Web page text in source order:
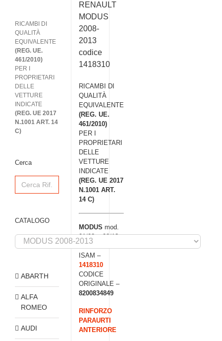
RENAULT
MODUS
2008-
2013
codice
1418310
RICAMBI DI
QUALITÀ
EQUIVALENTE
(REG. UE.
461/2010)
PER I
PROPRIETARI
DELLE
VETTURE
INDICATE
(REG. UE 2017
N.1001 ART.
14 C)
MODUS mod.
01/08 > 08/13
CODICE
ISAM –
1418310
CODICE
ORIGINALE –
8200834849
RINFORZO
PARAURTI
ANTERIORE
RICAMBI DI
QUALITÀ
EQUIVALENTE
(REG. UE.
461/2010)
PER I
PROPRIETARI
DELLE
VETTURE
INDICATE
(REG. UE 2017
N.1001 ART. 14
C)
Cerca
Search
for:
CATALOGO
ABARTH
ALFA
ROMEO
AUDI